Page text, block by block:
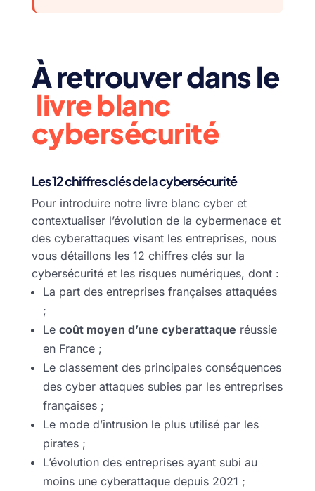
À retrouver dans le
livre blanc
cybersécurité
Les 12 chiffres clés de la cybersécurité
Pour introduire notre livre blanc cyber et
contextualiser l’évolution de la cybermenace et
des cyberattaques visant les entreprises, nous
vous détaillons les 12 chiffres clés sur la
cybersécurité et les risques numériques, dont :
La part des entreprises françaises attaquées
;
Le coût moyen d’une cyberattaque réussie
en France ;
Le classement des principales conséquences
des cyber attaques subies par les entreprises
françaises ;
Le mode d’intrusion le plus utilisé par les
pirates ;
L’évolution des entreprises ayant subi au
moins une cyberattaque depuis 2021 ;